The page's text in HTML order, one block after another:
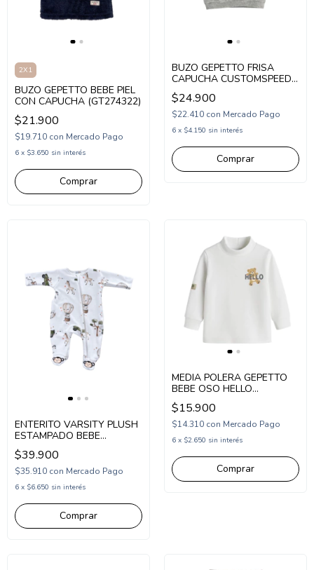
2X1
BUZO GEPETTO BEBE PIEL
CON CAPUCHA (GT274322)
$21.900
$19.710 con Mercado Pago
6 x $3.650 sin interés
Comprar
BUZO GEPETTO FRISA
CAPUCHA CUSTOMSPEED
(GT273325)
$24.900
$22.410 con Mercado Pago
6 x $4.150 sin interés
Comprar
ENTERITO VARSITY PLUSH
ESTAMPADO BEBE
(V265260)
$39.900
$35.910 con Mercado Pago
6 x $6.650 sin interés
Comprar
MEDIA POLERA GEPETTO
BEBE OSO HELLO
(GT293311)
$15.900
$14.310 con Mercado Pago
6 x $2.650 sin interés
Comprar